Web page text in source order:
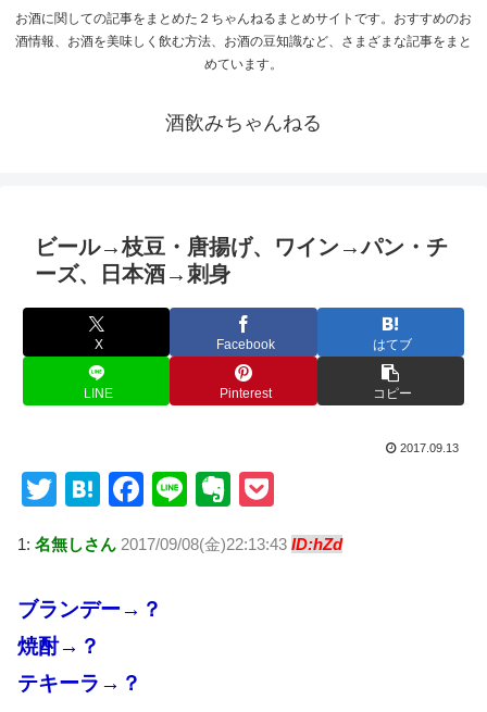
お酒に関しての記事をまとめた２ちゃんねるまとめサイトです。おすすめのお
酒情報、お酒を美味しく飲む方法、お酒の豆知識など、さまざまな記事をまと
めています。
酒飲みちゃんねる
ビール→枝豆・唐揚げ、ワイン→パン・チ
ーズ、日本酒→刺身
X Facebook はてブ
LINE Pinterest コピー
2017.09.13
T
tt
er
H
e
n
F
c
e
b
Li
e
E
er
o
ck
1: 名無しさん 2017/09/08(金)22:13:43 ID:hZd
ブランデー→？
焼酎→？
テキーラ→？